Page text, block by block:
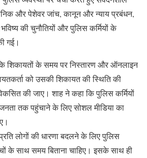
और पेशेवर जांच, कानून और न्याय प्रबंधन,
की चुनौतियों और पुलिस कर्मियों के
गई।
शिकायतों के समय पर निस्तारण और ऑनलाइन
को उसकी शिकायत की स्थिति की
की जाए। शाह ने कहा कि पुलिस कर्मियों
तक पहुंचाने के लिए सोशल मीडिया का
लोगों की धारणा बदलने के लिए पुलिस
के साथ समय बिताना चाहिए। इसके साथ ही